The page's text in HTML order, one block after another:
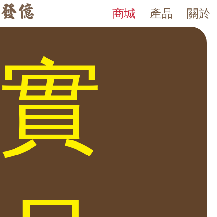
發億金庫｜台灣 40 年保險箱專賣店・防火防盜金庫・床頭櫃保
發億金庫（仁浦科技）自 1984 年創立，為台灣擁有 40 多年經
關於
產品
商城
BZ 日本防火 保險箱
日本防火 保險箱 防火材質 質感厚實細膩 日系質感 操作簡單 客放置於